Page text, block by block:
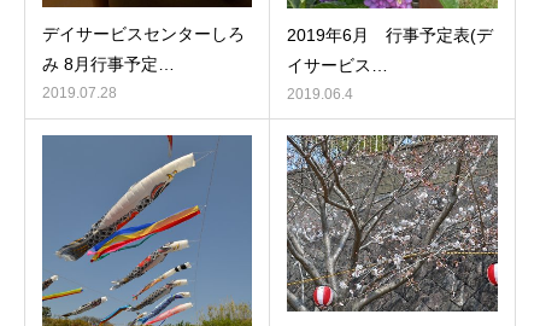
デイサービスセンターしろ
み 8月行事予定…
2019.07.28
2019年6月 行事予定表(デ
イサービス…
2019.06.4